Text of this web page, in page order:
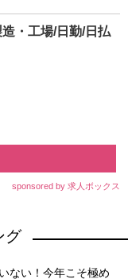
・工場/日勤/日払
sponsored by 求人ボックス
グ
ない！今年こそ極め